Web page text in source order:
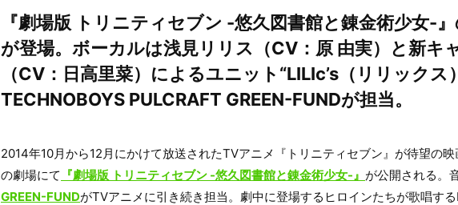
『劇場版 トリニティセブン -悠久図書館と錬金術少女-
が登場。ボーカルは浅見リリス（CV：原 由実）と新キ
（CV：日高里菜）によるユニット“LILIc’s（リリックス
TECHNOBOYS PULCRAFT GREEN-FUNDが担当。
2014年10月から12月にかけて放送されたTVアニメ『トリニティセブン』が待望の
の劇場にて 『劇場版 トリニティセブン -悠久図書館と錬金術少女-』 が公開される。
GREEN-FUNDがTVアニメに引き続き担当。劇中に登場するヒロインたちが歌唱す